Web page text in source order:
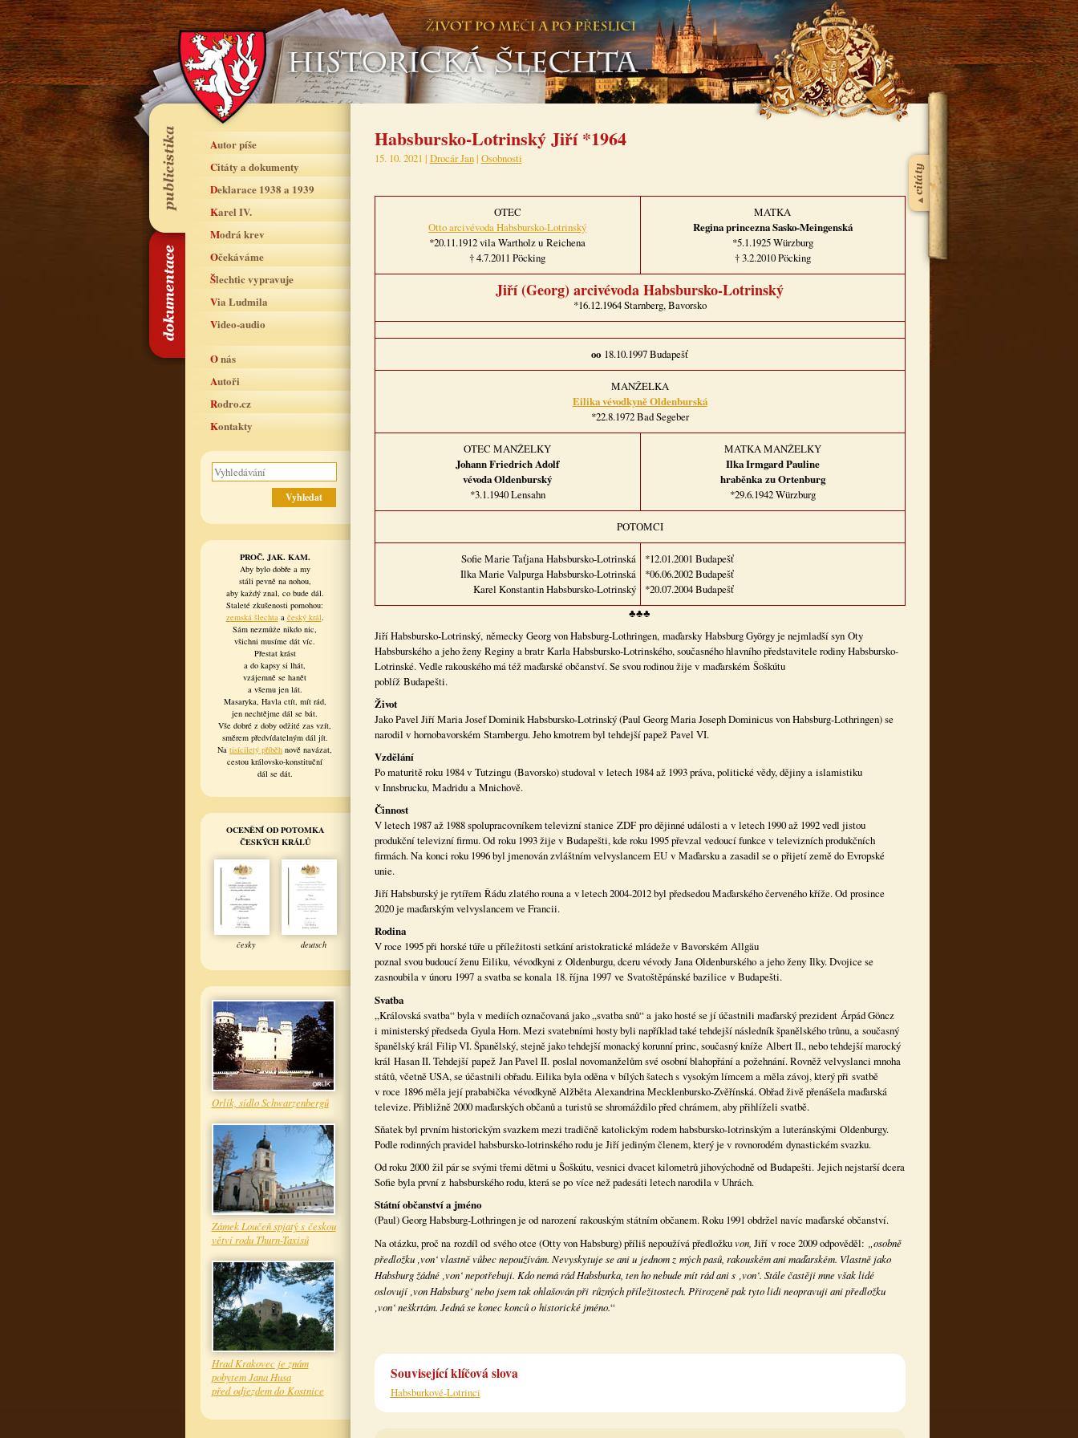
Autor píše
Citáty a dokumenty
Deklarace 1938 a 1939
Karel IV.
Modrá krev
Očekáváme
Šlechtic vypravuje
Via Ludmila
Video-audio
O nás
Autoři
Rodro.cz
Kontakty
PROČ. JAK. KAM.
Aby bylo dobře a my
stáli pevně na nohou,
aby každý znal, co bude dál.
Staleté zkušenosti pomohou:
zemská šlechtaa český král.
Sám nezmůže nikdo nic,
všichni musíme dát víc.
Přestat krást
a do kapsy si lhát,
vzájemně se hanět
a všemu jen lát.
Masaryka, Havla ctít, mít rád,
jen nechtějme dál se bát.
Vše dobré z doby odžité zas vzít,
směrem předvídatelným dál jít.
Na tisíciletý příběh nově navázat,
cestou královsko-konstituční
dál se dát.
OCENĚNÍ OD POTOMKA
ČESKÝCH KRÁLŮ
česky deutsch
Orlík, sídlo Schwarzenbergů
Zámek Loučeň spjatý s českou
větví rodu Thurn-Taxisů
Hrad Krakovec je znám
pobytem Jana Husa
před odjezdem do Kostnice
Habsbursko-Lotrinský Jiří *1964
15. 10. 2021 | Drocár Jan| Osobnosti
OTEC
Otto arcivévoda Habsbursko-Lotrinský
*20.11.1912 vila Wartholz u Reichena
† 4.7.2011 Pöcking
MATKA
Regina princezna Sasko-Meingenská
*5.1.1925 Würzburg
† 3.2.2010 Pöcking
Jiří (Georg) arcivévoda Habsbursko-Lotrinský
*16.12.1964 Starnberg, Bavorsko
oo 18.10.1997 Budapešť
MANŽELKA
Eilika vévodkyně Oldenburská
*22.8.1972 Bad Segeber
OTEC MANŽELKY
Johann Friedrich Adolf
vévoda Oldenburský
*3.1.1940 Lensahn
MATKA MANŽELKY
Ilka Irmgard Pauline
hraběnka zu Ortenburg
*29.6.1942 Würzburg
POTOMCI
Sofie Marie Taťjana Habsbursko-Lotrinská
Ilka Marie Valpurga Habsbursko-Lotrinská
Karel Konstantin Habsbursko-Lotrinský
*12.01.2001 Budapešť
*06.06.2002 Budapešť
*20.07.2004 Budapešť
♣♣♣
Jiří Habsbursko-Lotrinský, německy Georg von Habsburg-Lothringen, maďarsky Habsburg György je nejmladší syn Oty
Habsburského a jeho ženy Reginy a bratr Karla Habsbursko-Lotrinského, současného hlavního představitele rodiny Habsbursko-
Lotrinské. Vedle rakouského má též maďarské občanství. Se svou rodinou žije v maďarském Šoškútu
poblíž Budapešti.
Život
Jako Pavel Jiří Maria Josef Dominik Habsbursko-Lotrinský (Paul Georg Maria Joseph Dominicus von Habsburg-Lothringen) se
narodil v hornobavorském Starnbergu. Jeho kmotrem byl tehdejší papež Pavel VI.
Vzdělání
Po maturitě roku 1984 v Tutzingu (Bavorsko) studoval v letech 1984 až 1993 práva, politické vědy, dějiny a islamistiku
v Innsbrucku, Madridu a Mnichově.
Činnost
V letech 1987 až 1988 spolupracovníkem televizní stanice ZDF pro dějinné události a v letech 1990 až 1992 vedl jistou
produkční televizní firmu. Od roku 1993 žije v Budapešti, kde roku 1995 převzal vedoucí funkce v televizních produkčních
firmách. Na konci roku 1996 byl jmenován zvláštním velvyslancem EU v Maďarsku a zasadil se o přijetí země do Evropské
unie.
Jiří Habsburský je rytířem Řádu zlatého rouna a v letech 2004-2012 byl předsedou Maďarského červeného kříže. Od prosince
2020 je maďarským velvyslancem ve Francii.
Rodina
V roce 1995 při horské túře u příležitosti setkání aristokratické mládeže v Bavorském Allgäu
poznal svou budoucí ženu Eiliku, vévodkyni z Oldenburgu, dceru vévody Jana Oldenburského a jeho ženy Ilky. Dvojice se
zasnoubila v únoru 1997 a svatba se konala 18. října 1997 ve Svatoštěpánské bazilice v Budapešti.
Svatba
„Královská svatba“ byla v mediích označovaná jako „svatba snů“ a jako hosté se jí účastnili maďarský prezident Árpád Göncz
i ministerský předseda Gyula Horn. Mezi svatebními hosty byli například také tehdejší následník španělského trůnu, a současný
španělský král Filip VI. Španělský, stejně jako tehdejší monacký korunní princ, současný kníže Albert II., nebo tehdejší marocký
král Hasan II. Tehdejší papež Jan Pavel II. poslal novomanželům své osobní blahopřání a požehnání. Rovněž velvyslanci mnoha
států, včetně USA, se účastnili obřadu. Eilika byla oděna v bílých šatech s vysokým límcem a měla závoj, který při svatbě
v roce 1896 měla její prababička vévodkyně Alžběta Alexandrina Mecklenbursko-Zvěřínská. Obřad živě přenášela maďarská
televize. Přibližně 2000 maďarských občanů a turistů se shromáždilo před chrámem, aby přihlíželi svatbě.
Sňatek byl prvním historickým svazkem mezi tradičně katolickým rodem habsbursko-lotrinským a luteránskými Oldenburgy.
Podle rodinných pravidel habsbursko-lotrinského rodu je Jiří jediným členem, který je v rovnorodém dynastickém svazku.
Od roku 2000 žil pár se svými třemi dětmi u Šoškútu, vesnici dvacet kilometrů jihovýchodně od Budapešti. Jejich nejstarší dcera
Sofie byla první z habsburského rodu, která se po více než padesáti letech narodila v Uhrách.
Státní občanství a jméno
(Paul) Georg Habsburg-Lothringen je od narození rakouským státním občanem. Roku 1991 obdržel navíc maďarské občanství.
Na otázku, proč na rozdíl od svého otce (Otty von Habsburg) příliš nepoužívá předložkuvon, Jiří v roce 2009 odpověděl:
„osobně
předložku ‚von‘ vlastně vůbec nepoužívám. Nevyskytuje se ani u jednom z mých pasů, rakouském ani maďarském. Vlastně jako
Habsburg žádné ‚von‘ nepotřebuji. Kdo nemá rád Habsburka, ten ho nebude mít rád ani s ‚von‘. Stále častěji mne však lidé
oslovují ‚von Habsburg‘ nebo jsem tak ohlašován při různých příležitostech. Přirozeně pak tyto lidi neopravuji ani předložku
‚von‘ neškrtám. Jedná se konec konců o historické jméno.“
Související klíčová slova
Habsburkové-Lotrinci